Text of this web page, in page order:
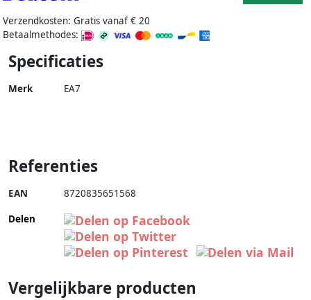
Verzendkosten: Gratis vanaf € 20
Betaalmethodes:
Specificaties
Merk EA7
Referenties
EAN 8720835651568
Delen
Vergelijkbare producten